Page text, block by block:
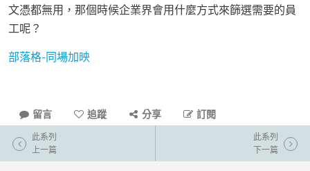
文憑都無用，那個時候企業界會用什麼方式來篩選需要的員
工呢？
部落格-同場加映
留言 追蹤 分享 訂閱
此系列
上一篇
此系列
下一篇